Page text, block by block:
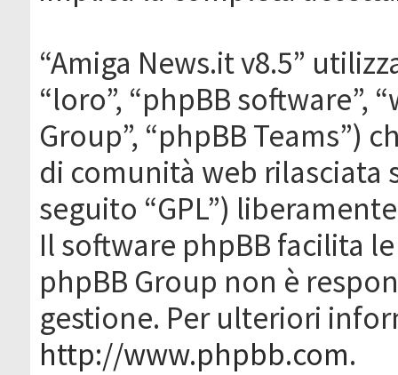
“Amiga News.it v8.5”
“loro”, “phpBB software”,
Group”, “phpBB Teams”)
di comunità web rilasciata
seguito “GPL”)
Il software phpBB facilita
phpBB Group non è
gestione. Per ulteriori
http://www.phpbb.com.